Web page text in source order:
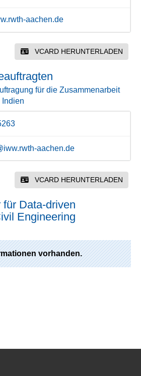
aachen.de
VCARD HERUNTERLADEN
für die Zusammenarbeit
Indien
aachen.de
VCARD HERUNTERLADEN
Data-driven
Engineering
vorhanden.